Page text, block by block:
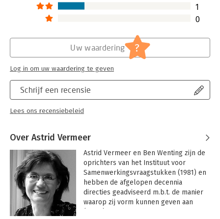
1
0
Schrijf een recensie
Lees ons recensiebeleid
Uw waardering ?
Log in om uw waardering te geven
Over Astrid Vermeer
Astrid Vermeer en Ben Wenting zijn de
oprichters van het Instituut voor
Samenwerkingsvraagstukken (1981) en
hebben de afgelopen decennia
directies geadviseerd m.b.t. de manier
waarop zij vorm kunnen geven aan